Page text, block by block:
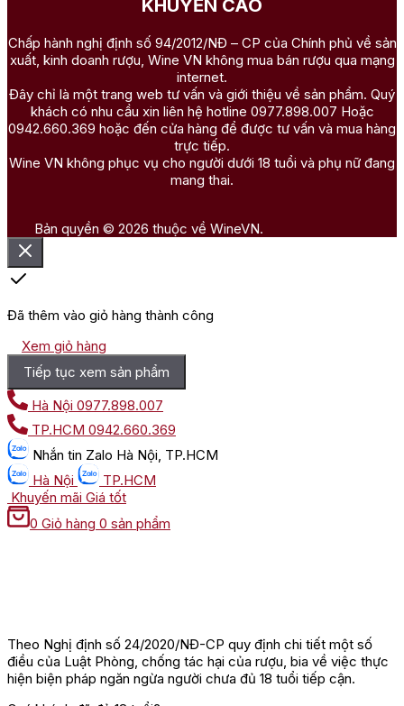
KHUYẾN CÁO
Chấp hành nghị định số 94/2012/NĐ – CP của Chính phủ về sản
xuất, kinh doanh rượu, Wine VN không mua bán rượu qua mạng
internet.
Đây chỉ là một trang web tư vấn và giới thiệu về sản phẩm. Quý
khách có nhu cầu xin liên hệ hotline 0977.898.007 Hoặc
0942.660.369 hoặc đến cửa hàng để được tư vấn và mua hàng
trực tiếp.
Wine VN không phục vụ cho người dưới 18 tuổi và phụ nữ đang
mang thai.
Bản quyền © 2026 thuộc về WineVN.
Đã thêm vào giỏ hàng thành công
Xem giỏ hàng
Tiếp tục xem sản phẩm
Hà Nội 0977.898.007
TP.HCM 0942.660.369
Nhắn tin Zalo Hà Nội, TP.HCM
Hà Nội
TP.HCM
Khuyến mãi Giá tốt
0 Giỏ hàng 0 sản phẩm
Theo Nghị định số 24/2020/NĐ-CP quy định chi tiết một số
điều của Luật Phòng, chống tác hại của rượu, bia về việc thực
hiện biện pháp ngăn ngừa người chưa đủ 18 tuổi tiếp cận.